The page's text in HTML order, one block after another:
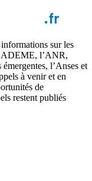
sur les
l’ANR,
l’Anses et
à venir et en
de
restent publiés